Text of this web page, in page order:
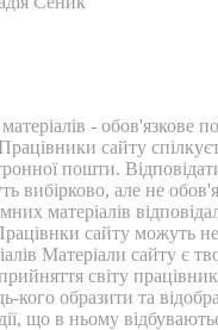
- обов'язкове
сайту
пошти.
вибірково, але не
матеріалів
сайту можуть не
Матеріали сайту є
світу
кого образити та
що в ньому